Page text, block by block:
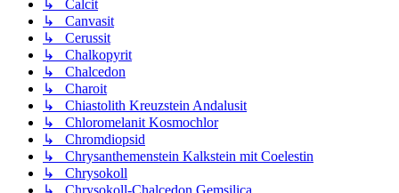
↳ Calcit
↳ Canvasit
↳ Cerussit
↳ Chalkopyrit
↳ Chalcedon
↳ Charoit
↳ Chiastolith Kreuzstein Andalusit
↳ Chloromelanit Kosmochlor
↳ Chromdiopsid
↳ Chrysanthemenstein Kalkstein mit Coelestin
↳ Chrysokoll
↳ Chrysokoll-Chalcedon Gemsilica